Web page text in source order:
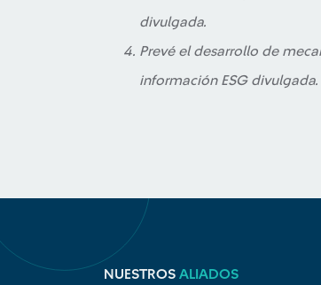
divulgada.
Prevé el desarrollo de
información ESG divulgada.
NUESTROS ALIADOS